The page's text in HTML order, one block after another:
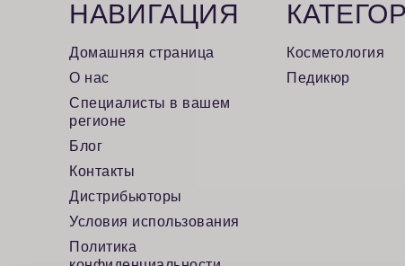
НАВИГАЦИЯ
Домашняя страница
О нас
Специалисты в вашем
регионе
Блог
Контакты
Дистрибьюторы
Условия использования
Политика
Косметология
Педикюр